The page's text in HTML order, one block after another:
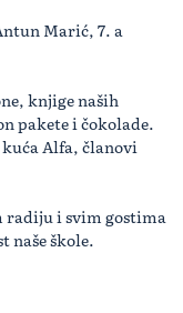
Marić, 7. a
knjige naših
pakete i čokolade.
Alfa, članovi
radiju i svim gostima
naše škole.